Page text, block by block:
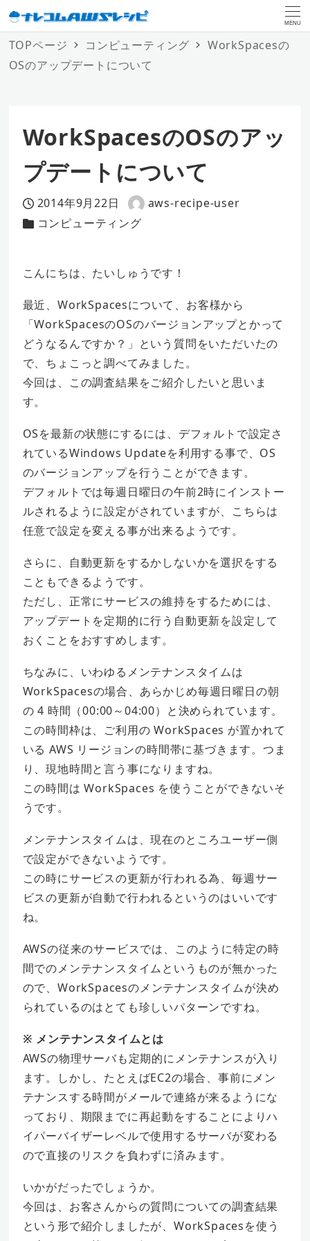
MENU
TOPページ コンピューティング
WorkSpacesの
OSのアップデートについて
WorkSpacesのOSのアッ
プデートについて
投稿日
2014年9月22日
著
者
aws-recipe-user
カテゴリー
コンピューティング
こんにちは、たいしゅうです！
最近、WorkSpacesについて、お客様から
「WorkSpacesのOSのバージョンアップとかって
どうなるんですか？」という質問をいただいたの
で、ちょこっと調べてみました。
今回は、この調査結果をご紹介したいと思いま
す。
OSを最新の状態にするには、デフォルトで設定さ
れているWindows Updateを利用する事で、OS
のバージョンアップを行うことができます。
デフォルトでは毎週日曜日の午前2時にインストー
ルされるように設定がされていますが、こちらは
任意で設定を変える事が出来るようです。
さらに、自動更新をするかしないかを選択をする
こともできるようです。
ただし、正常にサービスの維持をするためには、
アップデートを定期的に行う自動更新を設定して
おくことをおすすめします。
ちなみに、いわゆるメンテナンスタイムは
WorkSpacesの場合、あらかじめ毎週日曜日の朝
の 4 時間（00:00～04:00）と決められています。
この時間枠は、ご利用の WorkSpaces が置かれて
いる AWS リージョンの時間帯に基づきます。つま
り、現地時間と言う事になりますね。
この時間は WorkSpaces を使うことができないそ
うです。
メンテナンスタイムは、現在のところユーザー側
で設定ができないようです。
この時にサービスの更新が行われる為、毎週サー
ビスの更新が自動で行われるというのはいいです
ね。
AWSの従来のサービスでは、このように特定の時
間でのメンテナンスタイムというものが無かった
ので、WorkSpacesのメンテナンスタイムが決め
られているのはとても珍しいパターンですね。
※ メンテナンスタイムとは
AWSの物理サーバも定期的にメンテナンスが入り
ます。しかし、たとえばEC2の場合、事前にメン
テナンスする時間がメールで連絡が来るようにな
っており、期限までに再起動をすることによりハ
イパーバイザーレベルで使用するサーバが変わる
ので直接のリスクを負わずに済みます。
いかがだったでしょうか。
今回は、お客さんからの質問についての調査結果
という形で紹介しましたが、WorkSpacesを使う